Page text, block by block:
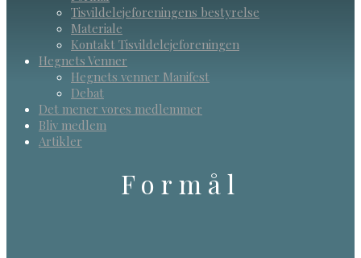
Tisvildelejeforeningens bestyrelse
Materiale
Kontakt Tisvildelejeforeningen
Hegnets Venner
Hegnets venner Manifest
Debat
Det mener vores medlemmer
Bliv medlem
Artikler
Formål